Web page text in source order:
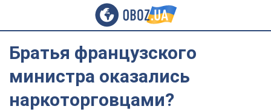
Братья французского
министра оказались
наркоторговцами?